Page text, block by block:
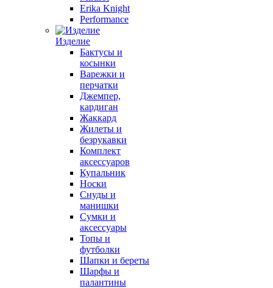
Erika Knight
Performance
Изделие
Бактусы и
косынки
Варежки и
перчатки
Джемпер,
кардиган
Жаккард
Жилеты и
безрукавки
Комплект
аксессуаров
Купальник
Носки
Снуды и
манишки
Сумки и
аксессуары
Топы и
футболки
Шапки и береты
Шарфы и
палантины